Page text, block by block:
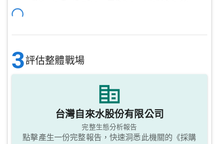
3評估整體戰場
台灣自來水股份有限公司
完整生態分析報告
點擊產生一份完整報告，快速洞悉此機關的《採購